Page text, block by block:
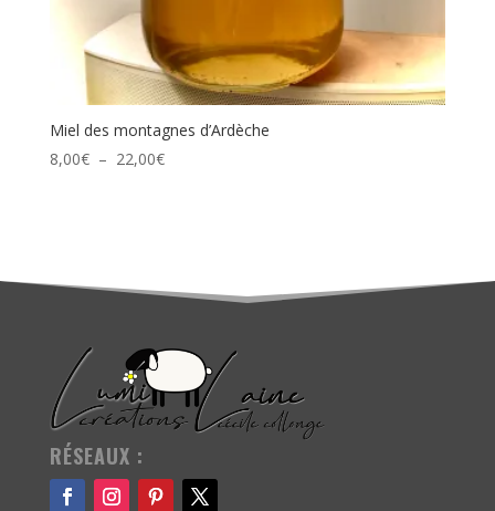
Miel des montagnes d’Ardèche
8,00€ – 22,00€Plage
RÉSEAUX :